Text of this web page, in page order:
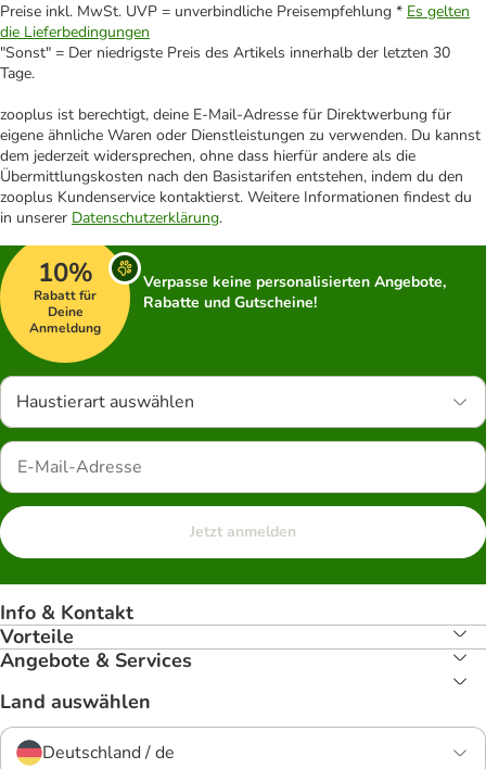
Preise inkl. MwSt. UVP = unverbindliche Preisempfehlung * Es gelten
die Lieferbedingungen
"Sonst" = Der niedrigste Preis des Artikels innerhalb der letzten 30
Tage.
zooplus ist berechtigt, deine E-Mail-Adresse für Direktwerbung für
eigene ähnliche Waren oder Dienstleistungen zu verwenden. Du kannst
dem jederzeit widersprechen, ohne dass hierfür andere als die
Übermittlungskosten nach den Basistarifen entstehen, indem du den
zooplus Kundenservice kontaktierst. Weitere Informationen findest du
in unserer Datenschutzerklärung.
10%
Rabatt für
Deine
Anmeldung
Verpasse keine personalisierten Angebote,
Rabatte und Gutscheine!
Haustierart auswählen
Jetzt anmelden
Info & Kontakt
Vorteile
Angebote & Services
Land auswählen
Deutschland / de